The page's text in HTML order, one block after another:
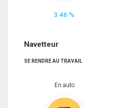
3.46 %
Navetteur
SE RENDRE AU TRAVAIL
En auto